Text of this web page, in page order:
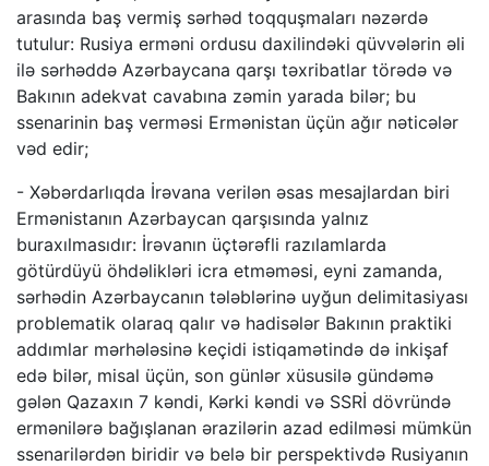
arasında baş vermiş sərhəd toqquşmaları nəzərdə
tutulur: Rusiya erməni ordusu daxilindəki qüvvələrin əli
ilə sərhəddə Azərbaycana qarşı təxribatlar törədə və
Bakının adekvat cavabına zəmin yarada bilər; bu
ssenarinin baş verməsi Ermənistan üçün ağır nəticələr
vəd edir;
- Xəbərdarlıqda İrəvana verilən əsas mesajlardan biri
Ermənistanın Azərbaycan qarşısında yalnız
buraxılmasıdır: İrəvanın üçtərəfli razılamlarda
götürdüyü öhdəlikləri icra etməməsi, eyni zamanda,
sərhədin Azərbaycanın tələblərinə uyğun delimitasiyası
problematik olaraq qalır və hadisələr Bakının praktiki
addımlar mərhələsinə keçidi istiqamətində də inkişaf
edə bilər, misal üçün, son günlər xüsusilə gündəmə
gələn Qazaxın 7 kəndi, Kərki kəndi və SSRİ dövründə
ermənilərə bağışlanan ərazilərin azad edilməsi mümkün
ssenarilərdən biridir və belə bir perspektivdə Rusiyanın